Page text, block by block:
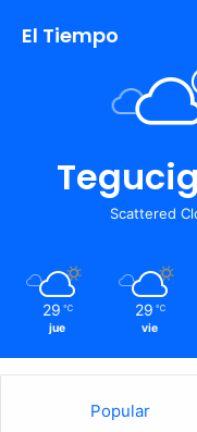
El Tiempo
Scattered
29 ℃
jue
29 ℃
vie
Popular